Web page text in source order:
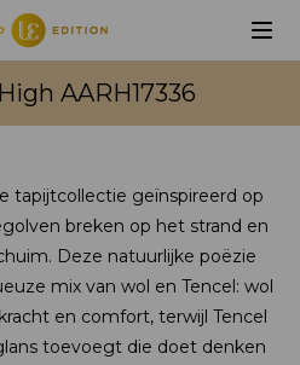
AARH17336
tapijtcollectie geïnspireerd op
breken op het strand en
Deze natuurlijke poëzie
mix van wol en Tencel: wol
en comfort, terwijl Tencel
toevoegt die doet denken